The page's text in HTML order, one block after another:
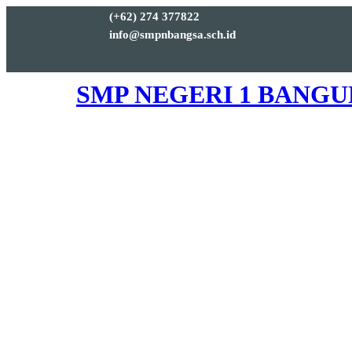
(+62) 274 377822
info@smpnbangsa.sch.id
SMP NEGERI 1